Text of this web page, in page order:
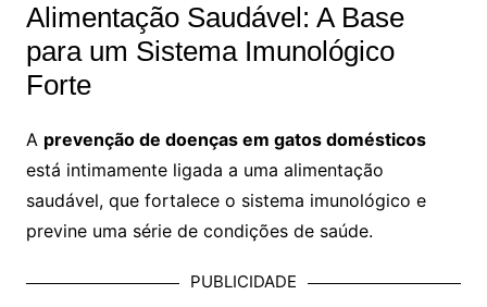
Alimentação Saudável: A Base
para um Sistema Imunológico
Forte
A prevenção de doenças em gatos domésticos
está intimamente ligada a uma alimentação
saudável, que fortalece o sistema imunológico e
previne uma série de condições de saúde.
PUBLICIDADE